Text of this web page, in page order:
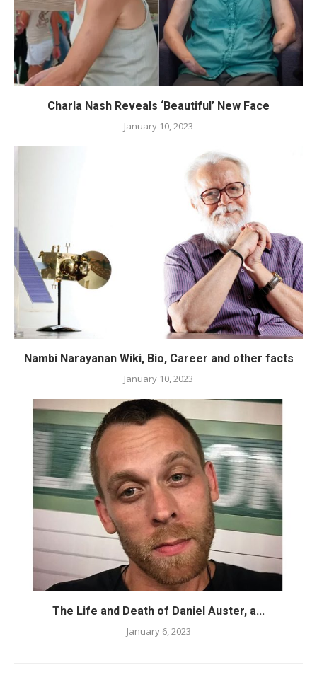
Charla Nash Reveals ‘Beautiful’ New Face
January 10, 2023
Nambi Narayanan Wiki, Bio, Career and other facts
January 10, 2023
The Life and Death of Daniel Auster, a...
January 6, 2023